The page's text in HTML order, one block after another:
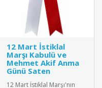
12 Mart İstiklal
Marşı Kabulü ve
Mehmet Akif Anma
Günü Saten
12 Mart İstiklal Marşı'nın